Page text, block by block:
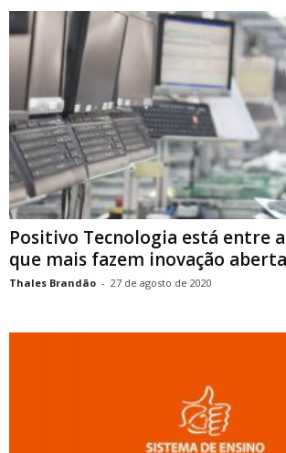
Positivo Tecnologia está entre
que mais fazem inovação
Thales Brandão - 27 de agosto de 2020